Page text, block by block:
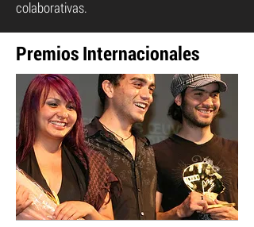
colaborativas.
Premios Internacionales